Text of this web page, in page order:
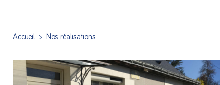
Nos produits
Accueil > Nos réalisations